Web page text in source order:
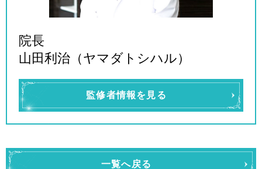
院長
山田利治（ヤマダトシハル）
監修者情報を見る
一覧へ戻る